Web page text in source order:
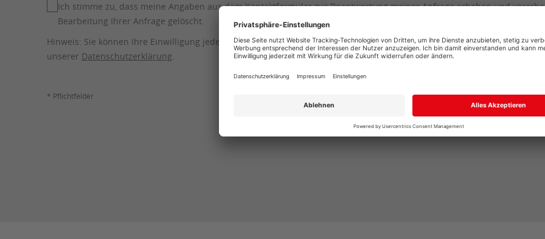
Ich stimme zu, dass meine Angaben aus dem Kontaktformular zur Beantwortung meiner Anfrage erhoben und
Bearbeitung Ihrer Anfrage gelöscht.
Hinweis: Sie können Ihre Einwilligung jederzeit für die Zukunft per E-Mail aninfo@vonderstein.dewiderrufen.
unserer Datenschutzerklärung.
* Pflichtfelder